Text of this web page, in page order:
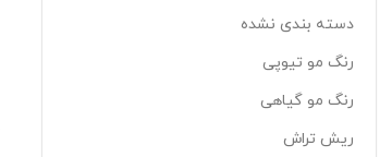
دسته بندی نشده
رنگ مو تیوپی
رنگ مو گیاهی
ریش تراش